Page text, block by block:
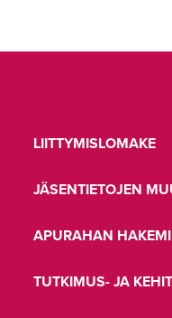
LIITTYMISLOMAKE
JÄSENTIETOJEN
APURAHAN
TUTKIMUS- JA